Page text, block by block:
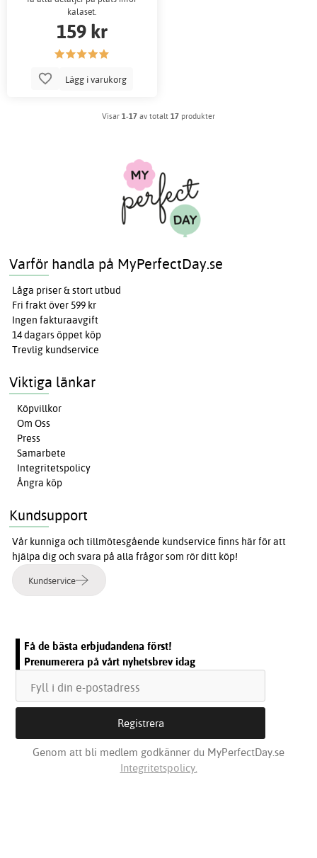
kalaset.
159 kr
Lägg i varukorg
Visar 1-17 av totalt 17 produkter
Varför handla på MyPerfectDay.se
Låga priser & stort utbud
Fri frakt över 599 kr
Ingen fakturaavgift
14 dagars öppet köp
Trevlig kundservice
Viktiga länkar
Köpvillkor
Om Oss
Press
Samarbete
Integritetspolicy
Ångra köp
Kundsupport
Vår kunniga och tillmötesgående kundservice finns här för att
hjälpa dig och svara på alla frågor som rör ditt köp!
Kundservice
Få de bästa erbjudandena först!
Prenumerera på vårt nyhetsbrev idag
Genom att bli medlem godkänner du MyPerfectDay.se
Integritetspolicy.